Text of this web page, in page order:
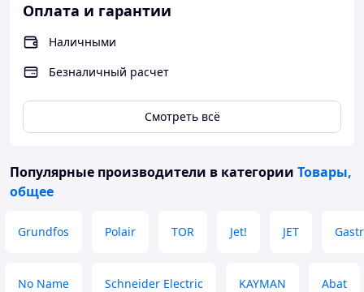
Оплата и гарантии
Наличными
Безналичный расчет
Смотреть всё
Популярные производители в категории Товары,
общее
Grundfos Polair TOR Jet! JET
No Name Schneider Electric KAYMAN Abat